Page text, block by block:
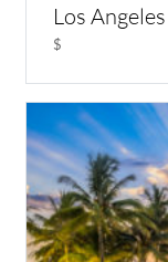
Los Angeles
$